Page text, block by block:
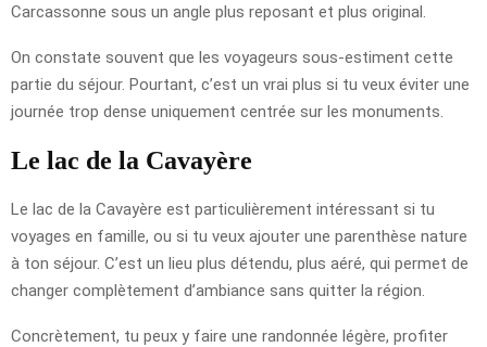
Carcassonne sous un angle plus reposant et plus original.
On constate souvent que les voyageurs sous-estiment cette
partie du séjour. Pourtant, c’est un vrai plus si tu veux éviter une
journée trop dense uniquement centrée sur les monuments.
Le lac de la Cavayère
Le lac de la Cavayère est particulièrement intéressant si tu
voyages en famille, ou si tu veux ajouter une parenthèse nature
à ton séjour. C’est un lieu plus détendu, plus aéré, qui permet de
changer complètement d’ambiance sans quitter la région.
Concrètement, tu peux y faire une randonnée légère, profiter